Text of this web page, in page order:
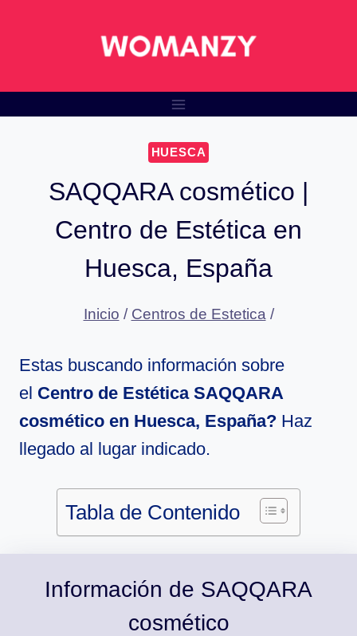
HUESCA
SAQQARA cosmético |
Centro de Estética en
Huesca, España
Inicio / Centros de Estetica /
Estas buscando información sobre
el Centro de Estética SAQQARA
cosmético en Huesca, España? Haz
llegado al lugar indicado.
Tabla de Contenido
Información de SAQQARA
cosmético